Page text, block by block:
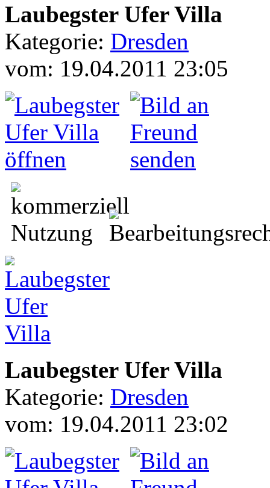
Laubegster Ufer Villa
Kategorie: Dresden
vom: 19.04.2011 23:05
Laubegster Ufer Villa
Kategorie: Dresden
vom: 19.04.2011 23:02